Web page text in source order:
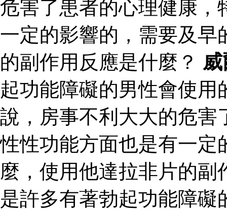
危害了患者的心理健康，
一定的影響的，需要及早
的副作用反應是什麼？
起功能障礙的男性會使
說，房事不利大大的危害
性性功能方面也是有一定
麼，使用他達拉非片的
是許多有著勃起功能障